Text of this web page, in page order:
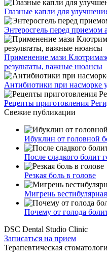
Глазные капли для
Энтеросгель перед приемом
Применение мази
результаты, важные нюансы
Антибиотики при насморке
Рецепты приготовления
Свежие публикации
Ибуклин от головной
После сладкого болит
Резкая боль в голове
Мигрень вестибулярная
Почему от голода
DSC Dental Studio Clinic
Записаться на прием
Терапевтическая